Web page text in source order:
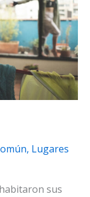
, Lugares
sus